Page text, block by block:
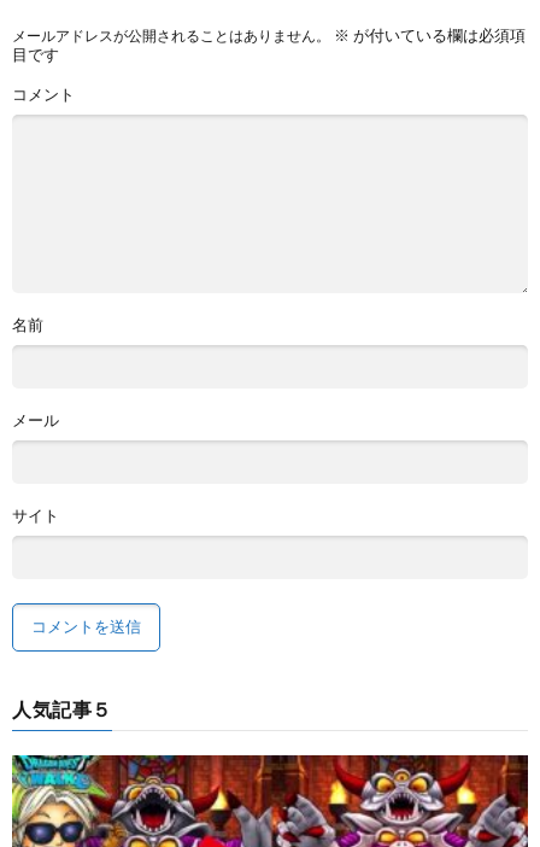
メールアドレスが公開されることはありません。 ※ が付いている欄は必須項
目です
コメント
名前
メール
サイト
人気記事５